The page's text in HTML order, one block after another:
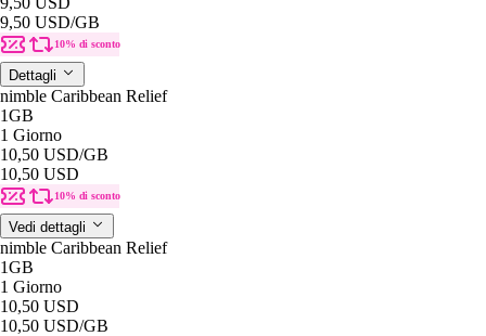
9,50 USD/GB
10% di sconto
Dettagli
nimble Caribbean Relief
1GB
1 Giorno
10,50 USD/GB
10,50 USD
10% di sconto
Vedi dettagli
nimble Caribbean Relief
1GB
1 Giorno
10,50 USD
10,50 USD/GB